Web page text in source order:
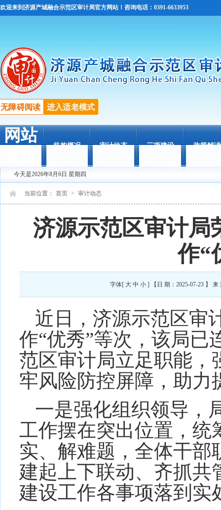
欢迎来到济源产城融合示范区审计局官方网站！咨询电话：0391-6633953
无障碍阅读 进入适老模式
网站
机构概况 审计动态 三项建设 政策解读
今天是2026年8月6日 星期四
当前位置： 首页 > 审计动态
济源示范区审计局
作“
字体[ 大 中 小] 【日 期：2025-07-23 】
近日，济源示范区审
作“优秀”等次 ，该局已
范区审计局立足职能，
牢风险防控屏障，助力
一是强化组织领导，
工作摆在突出位置，统
实、解难题，全体干部
建起上下联动、齐抓共
建设工作各事项落到实